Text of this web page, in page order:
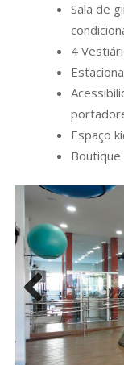
Sala de
4
Espaço
Previous